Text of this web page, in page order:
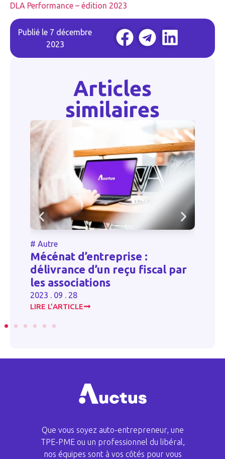
DLA Performance – édition 2023
Publié le 7 décembre
2023
Articles
similaires
# Autre
Mécénat d’entreprise :
délivrance d’un reçu fiscal par
les associations
2023 . 09 . 28
LIRE L’ARTICLE
Que vous soyez auto-entrepreneur, une
TPE-PME ou un professionnel du libéral,
nos équipes sont à vos côtés pour vous